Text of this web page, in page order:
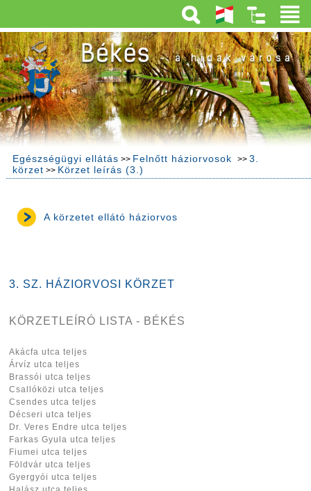
Egészségügyi ellátás >> Felnőtt háziorvosok >> 3.
körzet >> Körzet leírás (3.)
A körzetet ellátó háziorvos
3. SZ. HÁZIORVOSI KÖRZET
KÖRZETLEÍRÓ LISTA - BÉKÉS
Akácfa utca teljes
Árvíz utca teljes
Brassói utca teljes
Csallóközi utca teljes
Csendes utca teljes
Décseri utca teljes
Dr. Veres Endre utca teljes
Farkas Gyula utca teljes
Fiumei utca teljes
Földvár utca teljes
Gyergyói utca teljes